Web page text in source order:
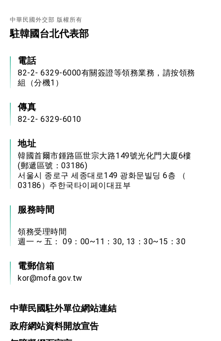
團結 迎風轉型 穩健前行
賴總統就職演說影片
外交部重要言論
中華民國外交部 版權所有
駐韓國台北代表部
電話
82-2- 6329-6000有關簽證等領務業務，請按領務
組（分機1）
傳真
82-2- 6329-6010
地址
韓國首爾市鍾路區世宗大路149號光化門大廈6樓
(郵遞區號：03186)
서울시 종로구 세종대로149 광화문빌딩 6층 （
03186）주한국타이페이대표부
服務時間
領務受理時間
週一 ~ 五： 09：00~11：30, 13：30~15：30
電郵信箱
kor@mofa.gov.tw
中華民國駐外單位網站連結
政府網站資料開放宣告